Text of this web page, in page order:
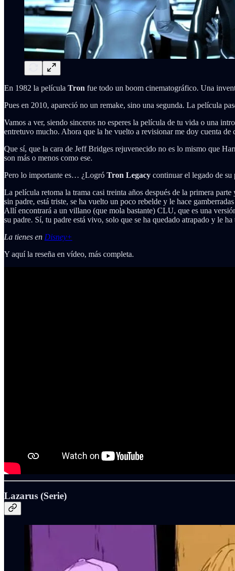
En 1982 la película Tron fue todo un boom cinematográfico. Una
Pues en 2010, apareció no un remake, sino una segunda. La película
Vamos a ver, siendo sinceros no esperes la película de tu vida o una
entretuvo mucho. Ahora que la he vuelto a revisionar me doy cuenta de
Que sí, que la cara de Jeff Bridges rejuvenecido no es lo mismo que
son más o menos como ese.
Pero lo importante es… ¿Logró Tron Legacy continuar el legado de su
La película retoma la trama casi treinta años después de la primera
sin padre, está triste, se ha vuelto un poco rebelde y le hace
Allí encontrará a un villano (que mola bastante) CLU, que es una
su padre. Sí, tu padre está vivo, solo que se ha quedado atrapado y le
La tienes en Disney+
Y aquí la reseña en vídeo, más completa.
Lazarus (Serie)